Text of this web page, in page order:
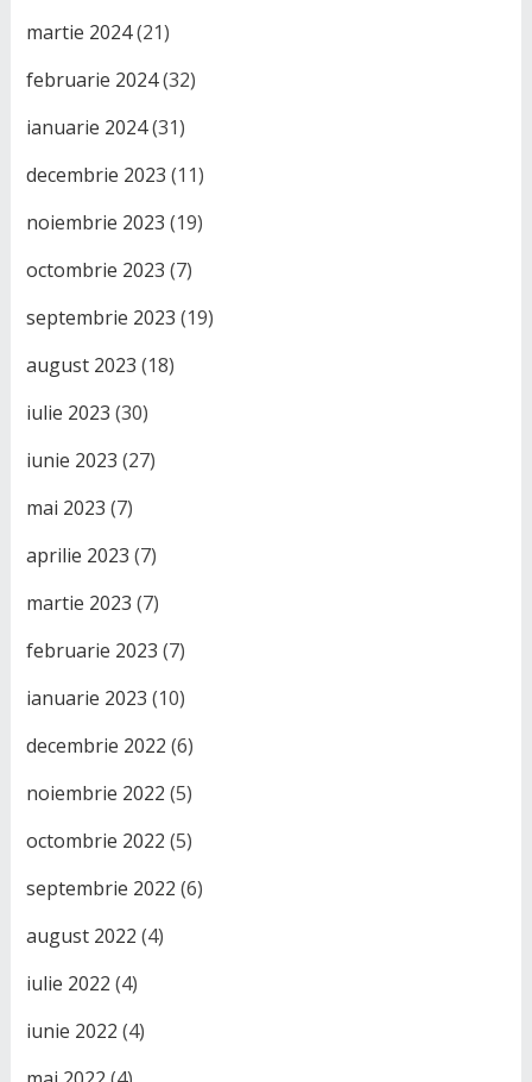
martie 2024(21)
februarie 2024(32)
ianuarie 2024(31)
decembrie 2023 (11)
noiembrie 2023 (19)
octombrie 2023 (7)
septembrie 2023 (19)
august 2023 (18)
iulie 2023 (30)
iunie 2023 (27)
mai 2023 (7)
aprilie 2023 (7)
martie 2023 (7)
februarie 2023 (7)
ianuarie 2023 (10)
decembrie 2022 (6)
noiembrie 2022 (5)
octombrie 2022 (5)
septembrie 2022 (6)
august 2022 (4)
iulie 2022 (4)
iunie 2022 (4)